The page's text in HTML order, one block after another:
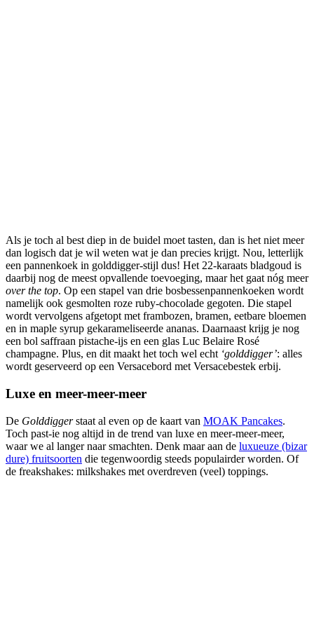
Als je toch al best diep in de buidel moet tasten, dan is het niet meer
dan logisch dat je wil weten wat je dan precies krijgt. Nou, letterlijk
een pannenkoek in golddigger-stijl dus! Het 22-karaats bladgoud is
daarbij nog de meest opvallende toevoeging, maar het gaat nóg meer
over the top. Op een stapel van drie bosbessenpannenkoeken wordt
namelijk ook gesmolten roze ruby-chocolade gegoten. Die stapel
wordt vervolgens afgetopt met frambozen, bramen, eetbare bloemen
en in maple syrup gekarameliseerde ananas. Daarnaast krijg je nog
een bol saffraan pistache-ijs en een glas Luc Belaire Rosé
champagne. Plus, en dit maakt het toch wel echt ‘golddigger’: alles
wordt geserveerd op een Versacebord met Versacebestek erbij.
Luxe en meer-meer-meer
De Golddiggerstaat al even op de kaart van MOAK Pancakes.
Toch past-ie nog altijd in de trend van luxe en meer-meer-meer,
waar we al langer naar smachten. Denk maar aan de luxueuze (bizar
dure) fruitsoorten die tegenwoordig steeds populairder worden. Of
de freakshakes: milkshakes met overdreven (veel) toppings.